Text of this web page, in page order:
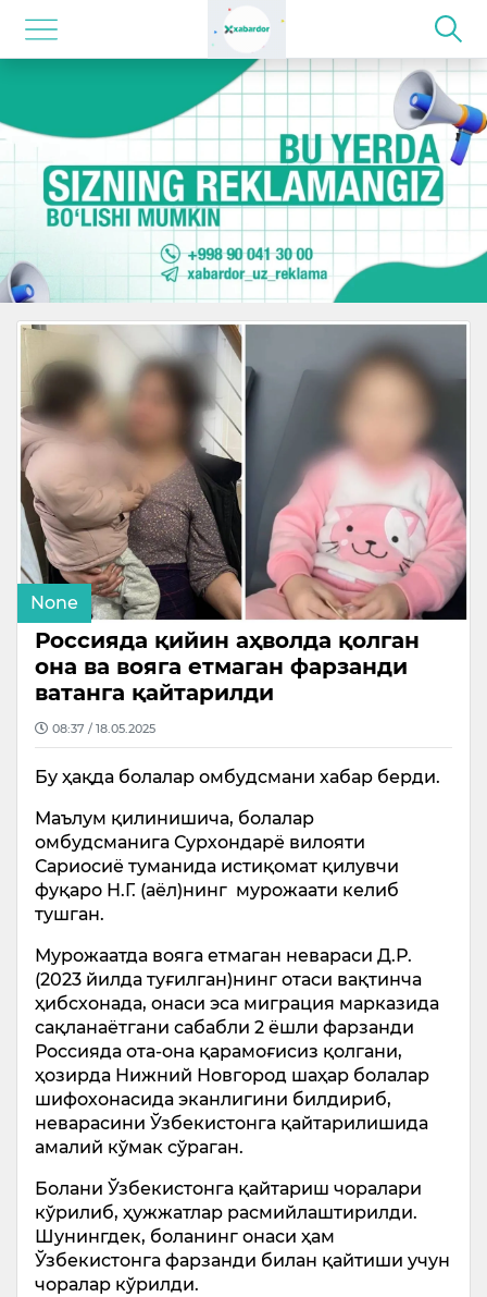
None
Россияда қийин аҳволда қолган
она ва вояга етмаган фарзанди
ватанга қайтарилди
08:37 / 18.05.2025
Бу ҳақда болалар омбудсмани хабар берди.
Маълум қилинишича, болалар
омбудсманига Сурхондарё вилояти
Сариосиё туманида истиқомат қилувчи
фуқаро Н.Г. (аёл)нинг мурожаати келиб
тушган.
Мурожаатда вояга етмаган невараси Д.Р.
(2023 йилда туғилган)нинг отаси вақтинча
ҳибсхонада, онаси эса миграция марказида
сақланаётгани сабабли 2 ёшли фарзанди
Россияда ота-она қарамоғисиз қолгани,
ҳозирда Нижний Новгород шаҳар болалар
шифохонасида эканлигини билдириб,
неварасини Ўзбекистонга қайтарилишида
амалий кўмак сўраган.
Болани Ўзбекистонга қайтариш чоралари
кўрилиб, ҳужжатлар расмийлаштирилди.
Шунингдек, боланинг онаси ҳам
Ўзбекистонга фарзанди билан қайтиши учун
чоралар кўрилди.